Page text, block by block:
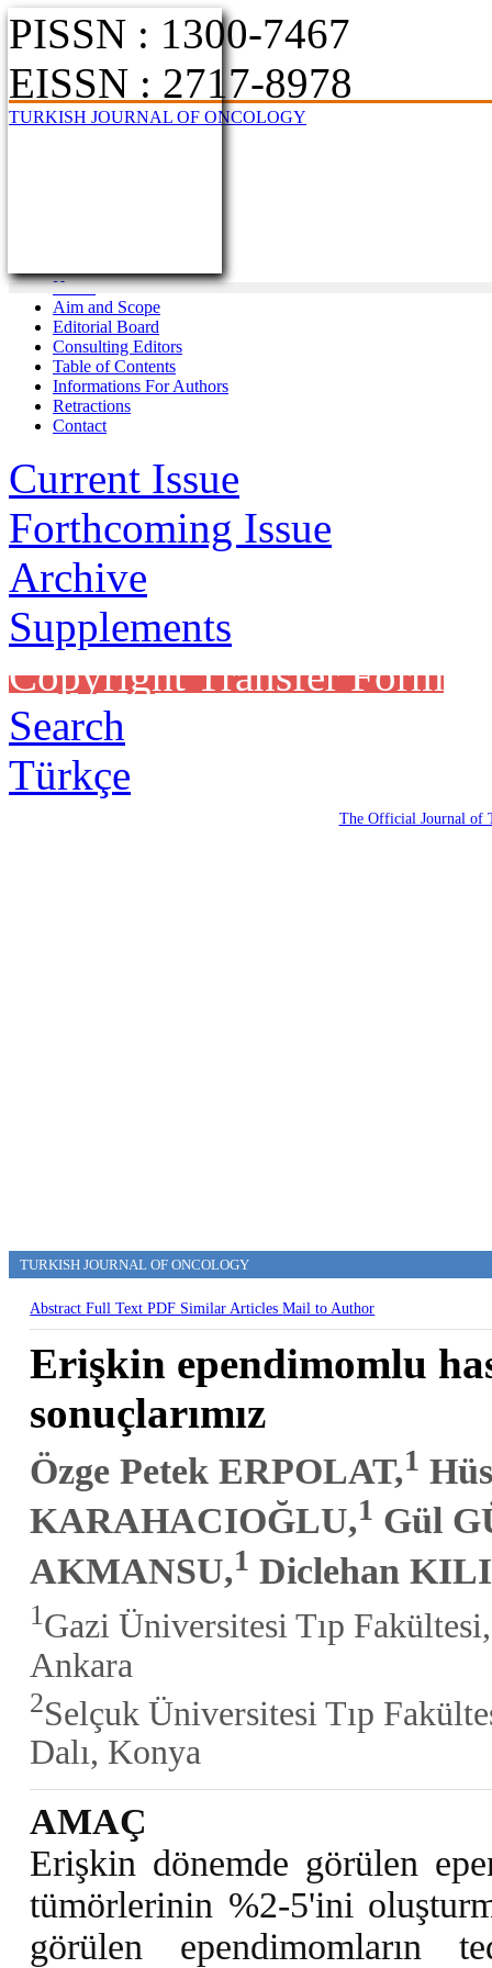
PISSN : 1300-7467
EISSN : 2717-8978
TURKISH JOURNAL OF ONCOLOGY
Home
Aim and Scope
Editorial Board
Consulting Editors
Table of Contents
Informations For Authors
Retractions
Contact
Current Issue
Forthcoming Issue
Archive
Supplements
Copyright Transfer Form
Search
Türkçe
The Official Journal of
TURKISH JOURNAL OF ONCOLOGY
AbstractFull TextPDF Similar ArticlesMail to Author
Erişkin ependimomlu
sonuçlarımız
Özge Petek ERPOLAT,1
KARAHACIOĞLU,1 Gül
AKMANSU,1 Diclehan
1Gazi Üniversitesi Tıp
Ankara
2Selçuk Üniversitesi Tıp
Dalı, Konya
AMAÇ
Erişkin dönemde görülen
tümörlerinin %2-5'ini
görülen ependimomların